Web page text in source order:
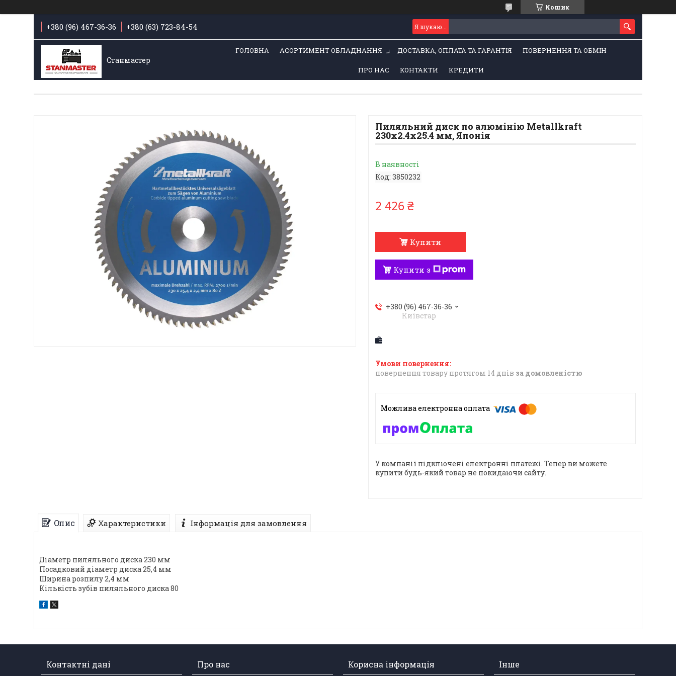
Кошик
+380 (96) 467-36-36 +380 (63) 723-84-54
Станмастер
ГОЛОВНА АСОРТИМЕНТ ОБЛАДНАННЯ ДОСТАВКА, ОПЛАТА ТА ГАРАНТІЯ ПОВЕРНЕННЯ ТА ОБМІН
ПРО НАС КОНТАКТИ КРЕДИТИ
Пиляльний диск по алюмінію Metallkraft
230x2.4x25.4 мм, Японія
В наявності
Код: 3850232
2 426 ₴
Купити
Купити з
+380 (96) 467-36-36
Київстар
повернення товару протягом 14 днів за домовленістю
У компанії підключені електронні платежі. Тепер ви можете
купити будь-який товар не покидаючи сайту.
Опис Характеристики Інформація для замовлення
Діаметр пиляльного диска 230 мм
Посадковий діаметр диска 25,4 мм
Ширина розпилу 2,4 мм
Кількість зубів пиляльного диска 80
Контактні дані Про нас Корисна інформація Інше